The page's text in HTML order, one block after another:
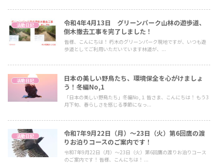
活動日記
令和4年4月13日 グリーンパーク山林の遊歩道、
倒木撤去工事を完了しました！
皆様、こんにちは！ 朽木のグリーンパーク現地ですが、いつも遊
歩道としてご利用いただいています林道が、...
活動日記
日本の美しい野鳥たち、環境保全を心がけましょ
う！冬編No,1
「日本の美しい野鳥たち」冬編No,１ 皆さま、こんにちは！ もう3
月下旬、春らしさを感じる季節になっ...
活動日記
令和7年9月22日（月）～23日（火）第6回鷹の渡
りお泊りコースのご案内です！
令和7年9月22日（月）～23日（火）第6回鷹の渡りお泊りコース
のご案内です！ 皆様、こんにちは！ ...